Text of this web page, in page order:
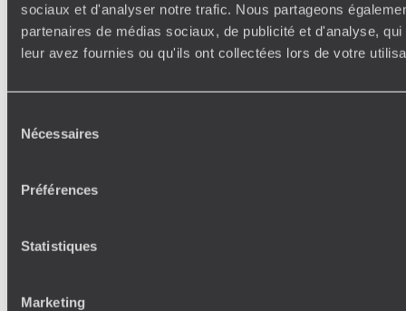
sociaux et d'analyser notre trafic. Nous partageons
partenaires de médias sociaux, de publicité et d'analyse,
leur avez fournies ou qu'ils ont collectées lors de votre
Nécessaires
Préférences
Statistiques
Marketing